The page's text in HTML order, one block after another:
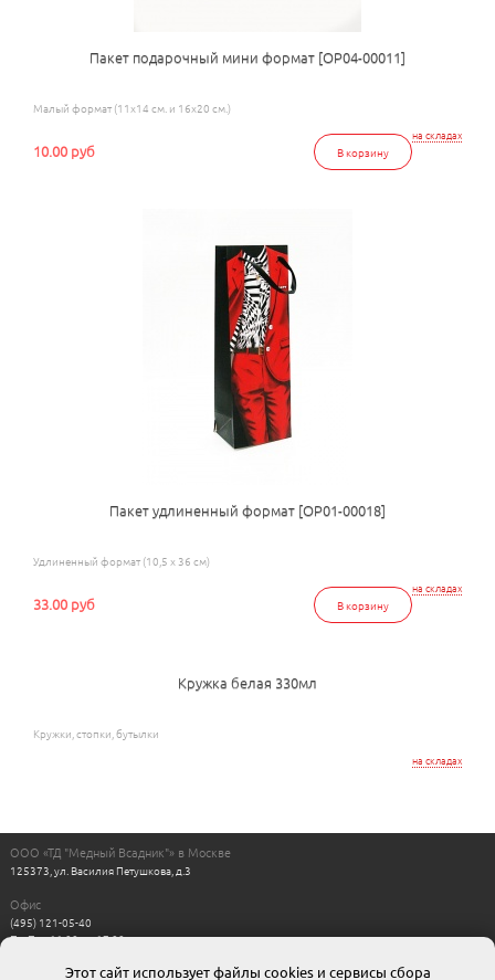
Пакет подарочный мини формат [ОР04-00011]
Малый формат (11х14 см. и 16х20 см.)
на складах
В корзину
10.00 руб
Пакет удлиненный формат [ОР01-00018]
Удлиненный формат (10,5 x 36 см)
на складах
В корзину
33.00 руб
Кружка белая 330мл
Кружки, стопки, бутылки
на складах
ООО «ТД "Медный Всадник"» в Москве
125373, ул. Василия Петушкова, д.3
Офис
(495) 121-05-40
Пн-Пт с 11:00 до 17:00
Интернет магазинЭтот сайт использует файлы cookies и сервисы сбора